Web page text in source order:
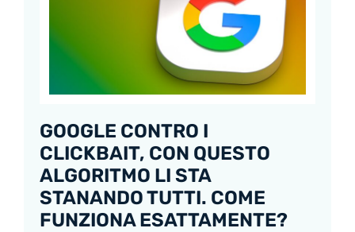
GOOGLE CONTRO I
CLICKBAIT, CON QUESTO
ALGORITMO LI STA
STANANDO TUTTI. COME
FUNZIONA ESATTAMENTE?